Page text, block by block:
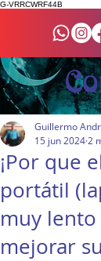
G-VRRCWRF44B
¡Por que
portátil
muy
mejorar
Guillermo
15 jun 20242